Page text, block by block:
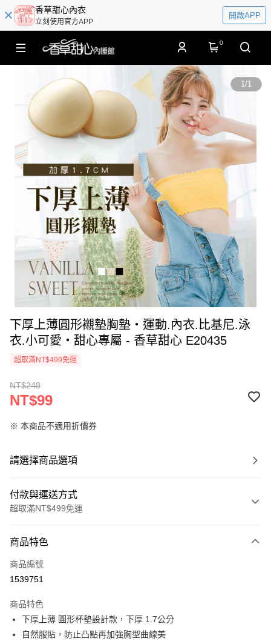
香草甜心內衣
立刻使用官方APP
開啟APP
0
1/1
下厚上薄圓形襯墊胸墊‧運動.內衣.比基尼.泳
衣.小可愛‧甜心專屬 - 香草甜心 E20435
超取滿NT$499免運
NT$248
NT$99
※ 本商品不適用折價券
請選擇商品選項
付款與運送方式
超取滿NT$499免運
信用卡一次付款
超商取貨付款
Apple Pay
街口支付
商品特色
商品編號
1539751
商品特色
下厚上薄 圓形杯墊設計款，下厚 1.7公分
自然服貼，防止凸點再加強胸型曲線美